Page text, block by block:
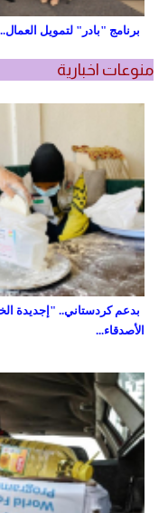
برنامج "بادر" لتمويل
منوعات اخبارية
بدعم كردستاني.. "إجديدة
الأصدقاء...